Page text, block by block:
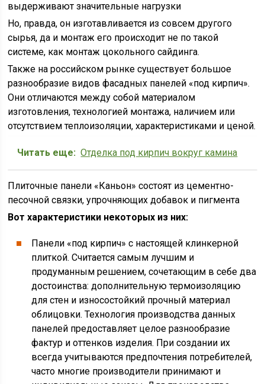
выдерживают значительные нагрузки
Но, правда, он изготавливается из совсем другого
сырья, да и монтаж его происходит не по такой
системе, как монтаж цокольного сайдинга.
Также на российском рынке существует большое
разнообразие видов фасадных панелей «под кирпич».
Они отличаются между собой материалом
изготовления, технологией монтажа, наличием или
отсутствием теплоизоляции, характеристиками и ценой.
Читать еще: Отделка под кирпич вокруг камина
Плиточные панели «Каньон» состоят из цементно-
песочной связки, упрочняющих добавок и пигмента
Вот характеристики некоторых из них:
Панели «под кирпич» с настоящей клинкерной
плиткой. Считается самым лучшим и
продуманным решением, сочетающим в себе два
достоинства: дополнительную термоизоляцию
для стен и износостойкий прочный материал
облицовки. Технология производства данных
панелей предоставляет целое разнообразие
фактур и оттенков изделия. При создании их
всегда учитываются предпочтения потребителей,
часто многие производители принимают и